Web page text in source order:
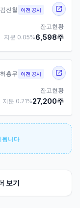
김진철 이전 공시
잔고현황
지분 0.05%6,598주
허흥무 이전 공시
잔고현황
지분 0.21%27,200주
됩니다
보기